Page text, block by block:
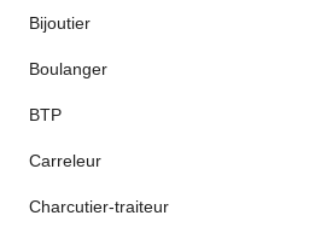
Bijoutier
Boulanger
BTP
Carreleur
Charcutier-traiteur